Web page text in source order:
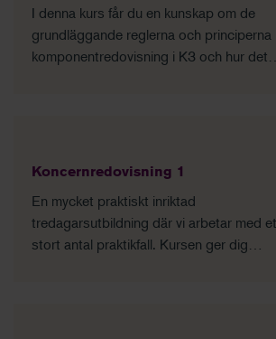
I denna kurs får du en kunskap om de
grundläggande reglerna och principerna
komponentredovisning i K3 och hur det
Koncernredovisning 1
En mycket praktiskt inriktad
tredagarsutbildning där vi arbetar med
stort antal praktikfall. Kursen ger dig